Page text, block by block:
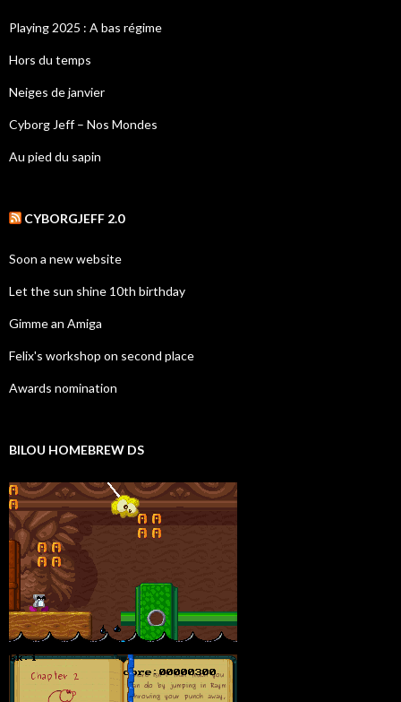
Playing 2025 : A bas régime
Hors du temps
Neiges de janvier
Cyborg Jeff – Nos Mondes
Au pied du sapin
CYBORGJEFF 2.0
Soon a new website
Let the sun shine 10th birthday
Gimme an Amiga
Felix's workshop on second place
Awards nomination
BILOU HOMEBREW DS